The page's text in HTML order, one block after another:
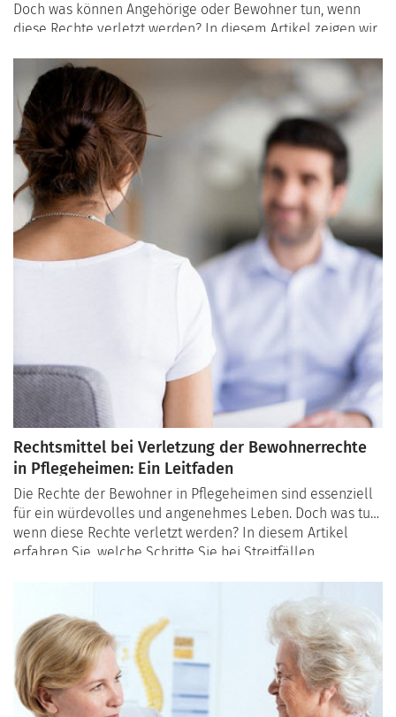
Doch was können Angehörige oder Bewohner tun, wenn
diese Rechte verletzt werden? In diesem Artikel zeigen wir
zu lösen – von Beschwerden über Mediation bis hin zu
juristischen Maßnahmen. Dieser Leitfaden hilft Ihnen,
Klarheit und Unterstützung in schwierigen Situationen zu
finden.
Rechtsmittel bei Verletzung der Bewohnerrechte
in Pflegeheimen: Ein Leitfaden
Die Rechte der Bewohner in Pflegeheimen sind essenziell
für ein würdevolles und angenehmes Leben. Doch was tun,
wenn diese Rechte verletzt werden? In diesem Artikel
erfahren Sie, welche Schritte Sie bei Streitfällen
es, Ihnen und Ihren Angehörigen zu helfen, diese Rechte
effektiv zu schützen.